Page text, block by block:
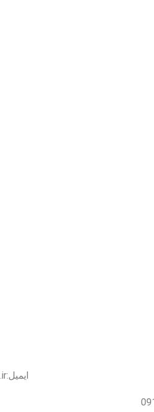
ایمیل:info@honymoon.ir